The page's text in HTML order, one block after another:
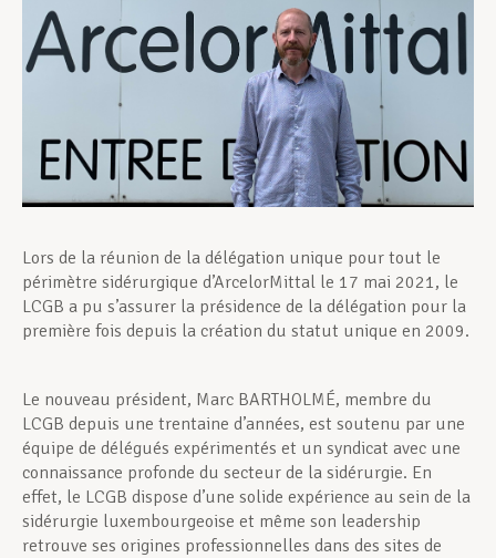
Devenir Membre
Lors de la réunion de la délégation unique pour tout le
périmètre sidérurgique d’ArcelorMittal le 17 mai 2021, le
LCGB a pu s’assurer la présidence de la délégation pour la
première fois depuis la création du statut unique en 2009.
Le nouveau président, Marc BARTHOLMÉ, membre du
LCGB depuis une trentaine d’années, est soutenu par une
équipe de délégués expérimentés et un syndicat avec une
connaissance profonde du secteur de la sidérurgie. En
effet, le LCGB dispose d’une solide expérience au sein de la
sidérurgie luxembourgeoise et même son leadership
retrouve ses origines professionnelles dans des sites de